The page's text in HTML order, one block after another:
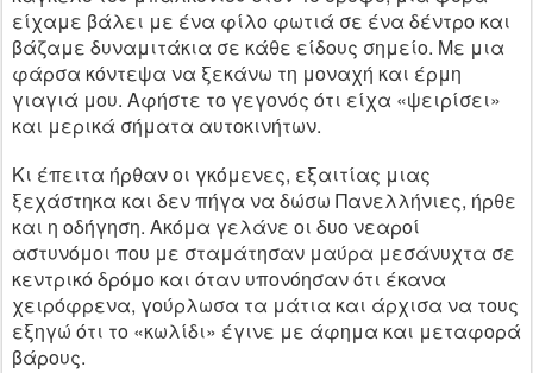
είχαμε βάλει με ένα φίλο φωτιά σε ένα δέντρο και
βάζαμε δυναμιτάκια σε κάθε είδους σημείο. Με μια
φάρσα κόντεψα να ξεκάνω τη μοναχή και έρμη
γιαγιά μου. Αφήστε το γεγονός ότι είχα «ψειρίσει»
και μερικά σήματα αυτοκινήτων.
Κι έπειτα ήρθαν οι γκόμενες, εξαιτίας μιας
ξεχάστηκα και δεν πήγα να δώσω Πανελλήνιες, ήρθε
και η οδήγηση. Ακόμα γελάνε οι δυο νεαροί
αστυνόμοι που με σταμάτησαν μαύρα μεσάνυχτα σε
κεντρικό δρόμο και όταν υπονόησαν ότι έκανα
χειρόφρενα, γούρλωσα τα μάτια και άρχισα να τους
εξηγώ ότι το «κωλίδι» έγινε με άφημα και μεταφορά
βάρους.